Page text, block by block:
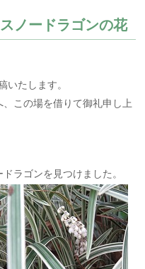
ノードラゴンの花
たします。
この場を借りて御礼申し上
ラゴンを見つけました。